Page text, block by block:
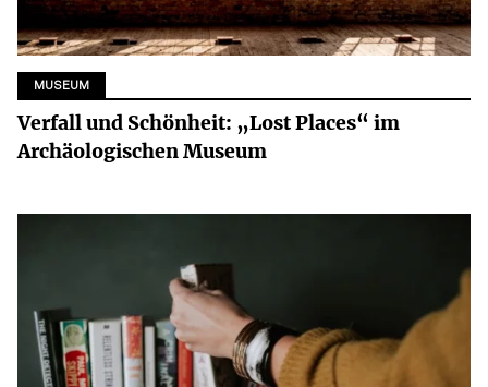
MUSEUM
Verfall und Schönheit: „Lost Places“ im
Archäologischen Museum